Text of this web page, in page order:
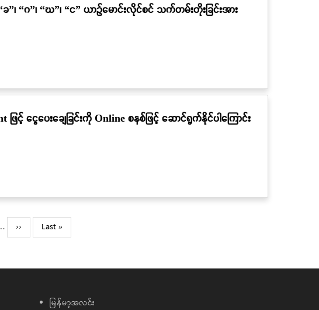
”၊ “ဂ”၊ “ဃ”၊ “င” ယာဉ်မောင်းလိုင်စင် သက်တမ်းတိုးခြင်းအား
င့် ငွေပေးချေခြင်းကို Online စနစ်ဖြင့် ဆောင်ရွက်နိုင်ပါကြောင်း
Next
page
››
Last
page
Last »
မြန်မာ့အလင်း